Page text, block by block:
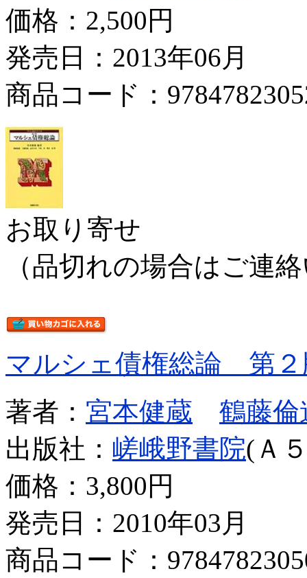
価格： 2,500円
発売日：2013年06月
商品コード：
お取り寄せ
（品切れの場合はご連
マルシェ債権総論 第２
著者： 宮本健蔵
鶴藤倫
出版社： 嵯峨野書院(Ａ
価格： 3,800円
発売日：2010年03月
商品コード：